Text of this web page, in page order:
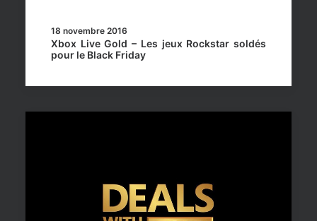
18 novembre 2016
Xbox Live Gold – Les jeux Rockstar soldés
pour le Black Friday